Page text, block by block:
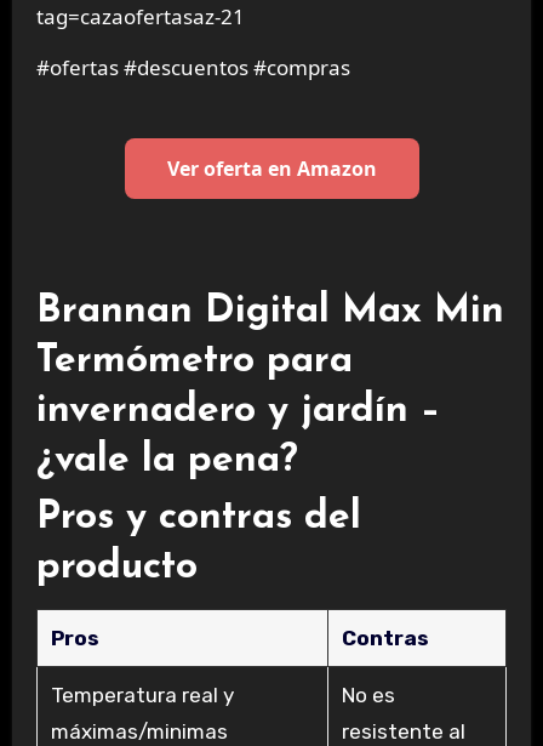
tag=cazaofertasaz-21
#ofertas #descuentos #compras
Ver oferta en Amazon
Brannan Digital Max Min
Termómetro para
invernadero y jardín –
¿vale la pena?
Pros y contras del
producto
Pros Contras
Temperatura real y
máximas/minimas
No es
resistente al